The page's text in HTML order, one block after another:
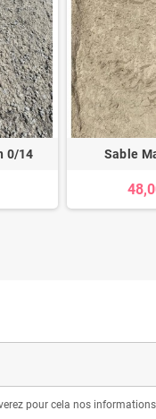
0/14 Sable
pour cela nos